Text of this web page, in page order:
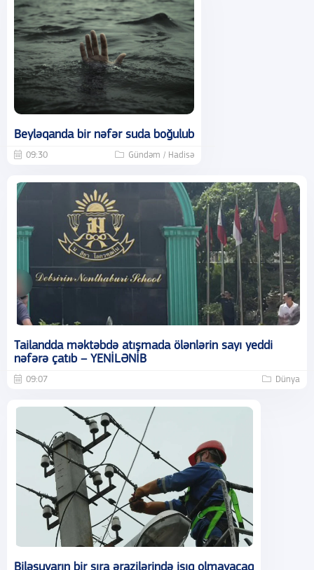
Beyləqanda bir nəfər suda boğulub
09:30 Gündəm / Hadisə
Tailandda məktəbdə atışmada ölənlərin sayı yeddi
nəfərə çatıb – YENİLƏNİB
09:07 Dünya